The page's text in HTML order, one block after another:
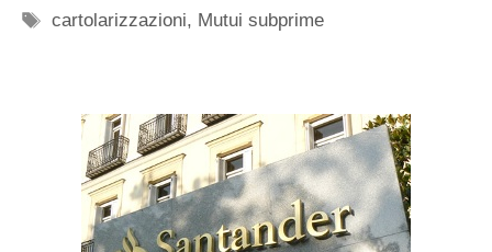
Tag
cartolarizzazioni, Mutui subprime